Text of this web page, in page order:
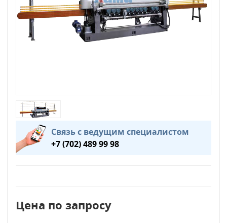
Связь с ведущим специалистом
+7 (702) 489 99 98
Цена по запросу